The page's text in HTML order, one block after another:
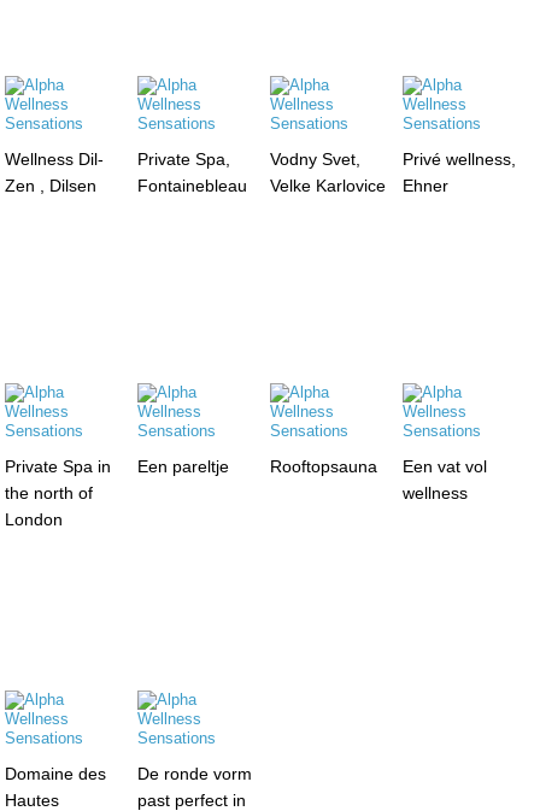
Wellness Dil-
Zen , Dilsen
Private Spa,
Fontainebleau
Vodny Svet,
Velke Karlovice
Privé wellness,
Ehner
Private Spa in
the north of
London
Een pareltje Rooftopsauna
Een vat vol
wellness
Domaine des
Hautes
De ronde vorm
past perfect in